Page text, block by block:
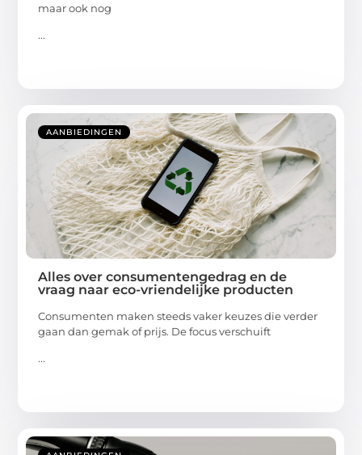
maar ook nog
...
AANBIEDINGEN
Alles over consumentengedrag en de
vraag naar eco-vriendelijke producten
Consumenten maken steeds vaker keuzes die verder
gaan dan gemak of prijs. De focus verschuift
...